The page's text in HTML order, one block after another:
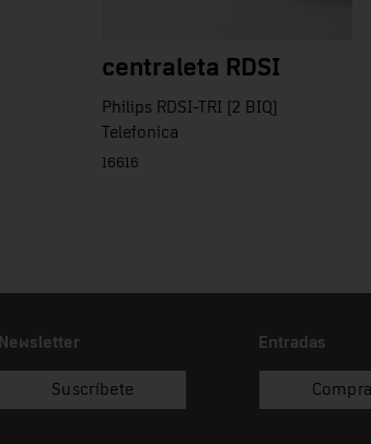
centraleta RDSI
Philips RDSI-TRI (2 BIQ)
Telefonica
16616
Newsletter
Suscríbete
Entradas